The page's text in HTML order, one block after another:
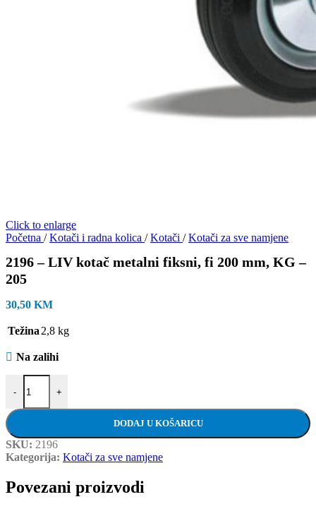
Click to enlarge
Početna / Kotači i radna kolica / Kotači / Kotači za sve namjene
2196 – LIV kotač metalni fiksni, fi 200 mm, KG –
205
30,50 KM
Težina 2,8 kg
Na zalihi
-
2196 - LIV kotač metalni fiksni, fi 200 mm, KG - 205 količina
+
DODAJ U KOŠARICU
SKU: 2196
Kategorija: Kotači za sve namjene
Povezani proizvodi